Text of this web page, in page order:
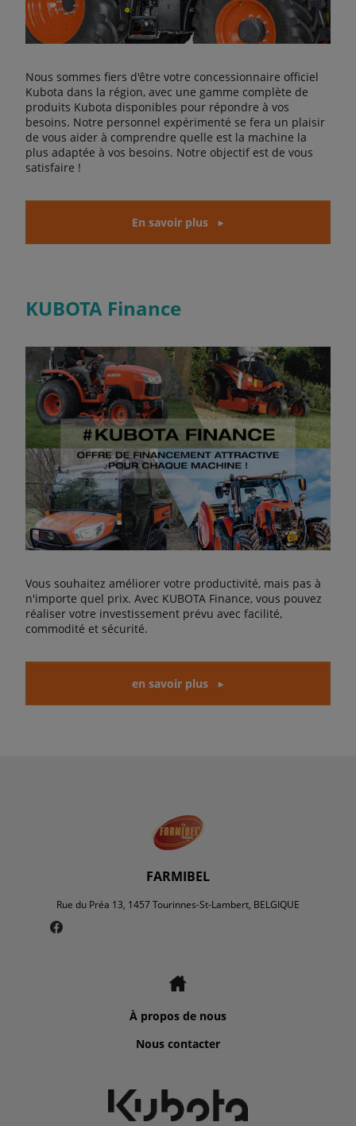
Nous sommes fiers d'être votre concessionnaire officiel
Kubota dans la région, avec une gamme complète de
produits Kubota disponibles pour répondre à vos
besoins. Notre personnel expérimenté se fera un plaisir
de vous aider à comprendre quelle est la machine la
plus adaptée à vos besoins. Notre objectif est de vous
satisfaire !
En savoir plus
KUBOTA Finance
Vous souhaitez améliorer votre productivité, mais pas à
n'importe quel prix. Avec KUBOTA Finance, vous pouvez
réaliser votre investissement prévu avec facilité,
commodité et sécurité.
en savoir plus
FARMIBEL
Rue du Préa 13, 1457 Tourinnes-St-Lambert, BELGIQUE
À propos de nous
Nous contacter